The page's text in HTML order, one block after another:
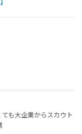
も大企業からスカウト